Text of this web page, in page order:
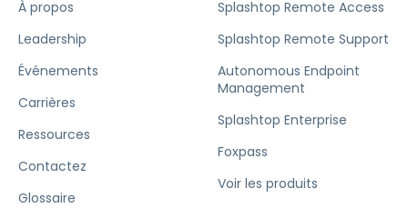
À propos
Leadership
Événements
Carrières
Ressources
Contactez
Glossaire
Splashtop Remote Access
Splashtop Remote Support
Autonomous Endpoint
Management
Splashtop Enterprise
Foxpass
Voir les produits